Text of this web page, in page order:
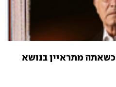
מתראיין בנושא